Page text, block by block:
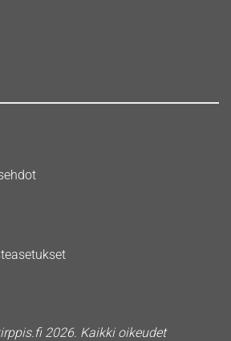
2026. Kaikki oikeudet